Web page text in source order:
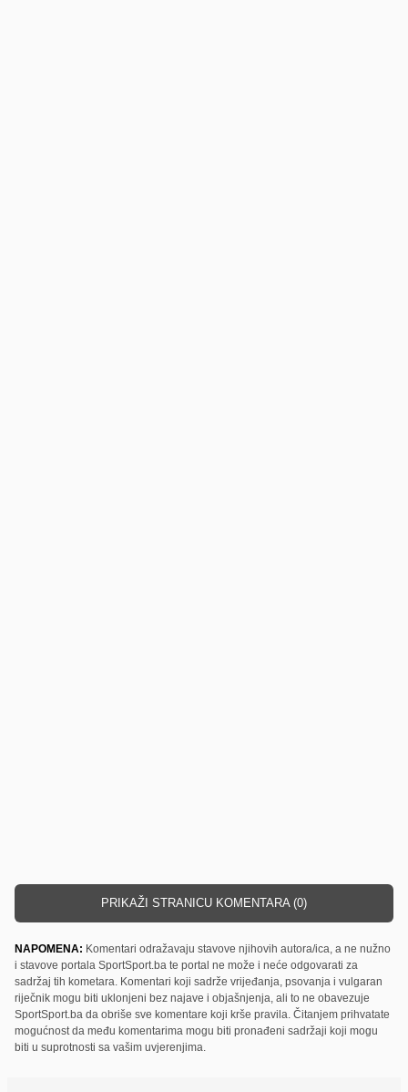
PRIKAŽI STRANICU KOMENTARA (0)
NAPOMENA: Komentari odražavaju stavove njihovih autora/ica, a ne nužno
i stavove portala SportSport.ba te portal ne može i neće odgovarati za
sadržaj tih kometara. Komentari koji sadrže vrijeđanja, psovanja i vulgaran
riječnik mogu biti uklonjeni bez najave i objašnjenja, ali to ne obavezuje
SportSport.ba da obriše sve komentare koji krše pravila. Čitanjem prihvatate
mogućnost da među komentarima mogu biti pronađeni sadržaji koji mogu
biti u suprotnosti sa vašim uvjerenjima.